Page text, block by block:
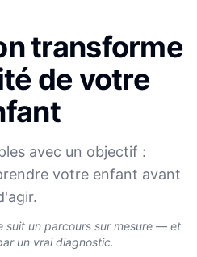
transforme
de votre
avec un objectif :
votre enfant avant
suit un parcours sur mesure — et
un vrai diagnostic.